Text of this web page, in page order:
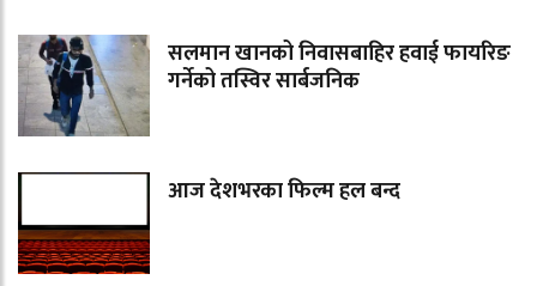
सलमान खानको निवासबाहिर हवाई फायरिङ
गर्नेको तस्विर सार्बजनिक
आज देशभरका फिल्म हल बन्द